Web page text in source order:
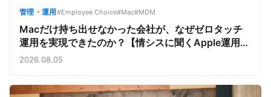
管理・運用#Employee Choice#Mac#MDM
Macだけ持ち出せなかった会社が、なぜゼロタッチ
運用を実現できたのか？【情シスに聞くApple運用／
サイボウズ株式会社②】
2026.08.05